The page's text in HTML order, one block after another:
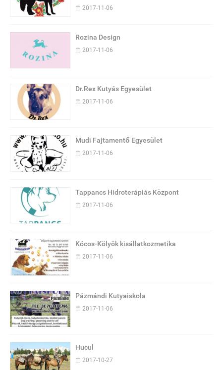
2017-11-06
Rozina Design
2017-11-06
Dr.Rex Kutyás Egyesület
2017-11-06
Mudi Fajtamentő Egyesület
2017-11-06
Tappancs Hidroterápiás Központ
2017-11-06
Kócos-Kölyök kisállatkozmetika
2017-11-06
Pázmándi Kutyaiskola
2017-11-06
Hucul
2017-10-27